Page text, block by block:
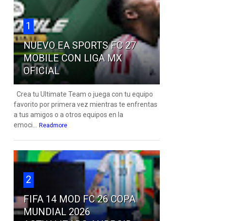
1
NUEVO EA SPORTS FC 27
MOBILE CON LIGA MX
OFICIAL
Crea tu Ultimate Team o juega con tu equipo
favorito por primera vez mientras te enfrentas
a tus amigos o a otros equipos en la
emoci...
Readmore
2
FIFA 14 MOD FC 26 COPA
MUNDIAL 2026